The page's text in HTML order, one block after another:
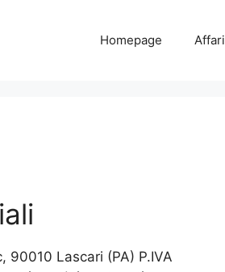
Homepage Affari
90010 Lascari (PA) P.IVA